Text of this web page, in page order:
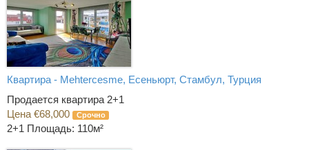
Квартира - Mehtercesme, Есеньюрт, Стамбул, Турция
Продается квартира 2+1
Цена €68,000
Срочно
2+1 Площадь: 110м²